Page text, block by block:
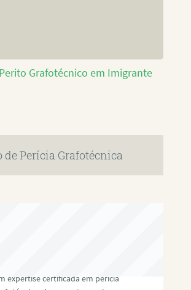
Grafotécnico em Imigrante
de Perícia Grafotécnica
expertise certificada em perícia